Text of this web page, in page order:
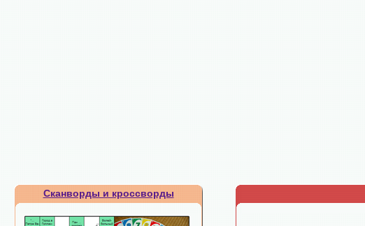
Сканворды и кроссворды